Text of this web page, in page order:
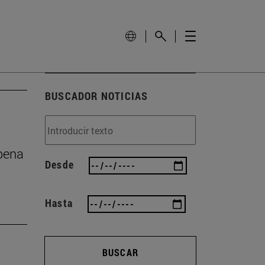
BUSCADOR NOTICIAS
Desde
Hasta
BUSCAR